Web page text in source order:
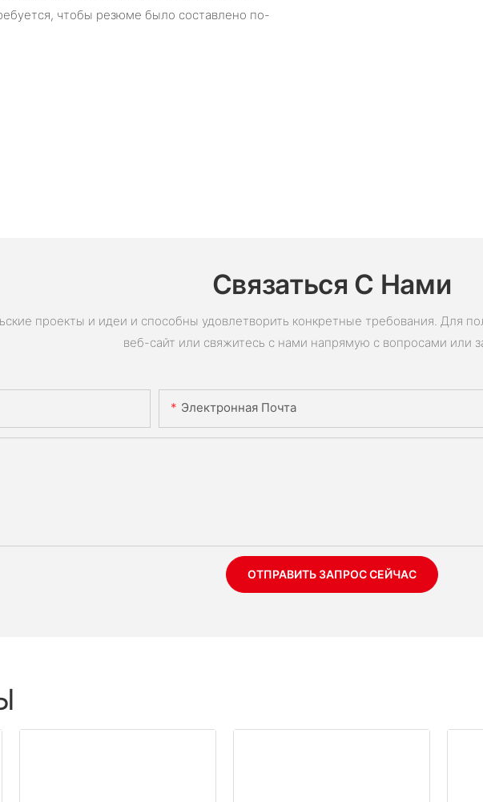
чтобы резюме было составлено по-
Связаться С Нами
проекты и идеи и способны удовлетворить конкретные требования. Для
веб-сайт или свяжитесь с нами напрямую с вопросами или
Электронная Почта
ОТПРАВИТЬ ЗАПРОС СЕЙЧАС